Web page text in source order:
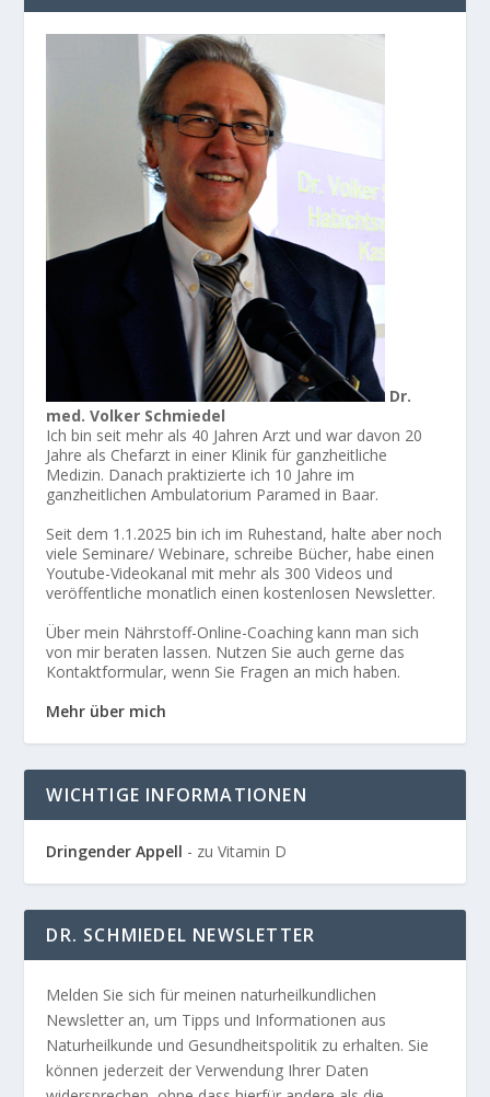
Dr.
med. Volker Schmiedel
Ich bin seit mehr als 40 Jahren Arzt und war davon 20
Jahre als Chefarzt in einer Klinik für ganzheitliche
Medizin. Danach praktizierte ich 10 Jahre im
ganzheitlichen Ambulatorium Paramed in Baar.
Seit dem 1.1.2025 bin ich im Ruhestand, halte aber noch
viele Seminare/ Webinare, schreibe Bücher, habe einen
Youtube-Videokanal mit mehr als 300 Videos und
veröffentliche monatlich einen kostenlosen Newsletter.
Über mein Nährstoff-Online-Coaching kann man sich
von mir beraten lassen. Nutzen Sie auch gerne das
Kontaktformular, wenn Sie Fragen an mich haben.
Mehr über mich
WICHTIGE INFORMATIONEN
Dringender Appell - zu Vitamin D
DR. SCHMIEDEL NEWSLETTER
Melden Sie sich für meinen naturheilkundlichen
Newsletter an, um Tipps und Informationen aus
Naturheilkunde und Gesundheitspolitik zu erhalten. Sie
können jederzeit der Verwendung Ihrer Daten